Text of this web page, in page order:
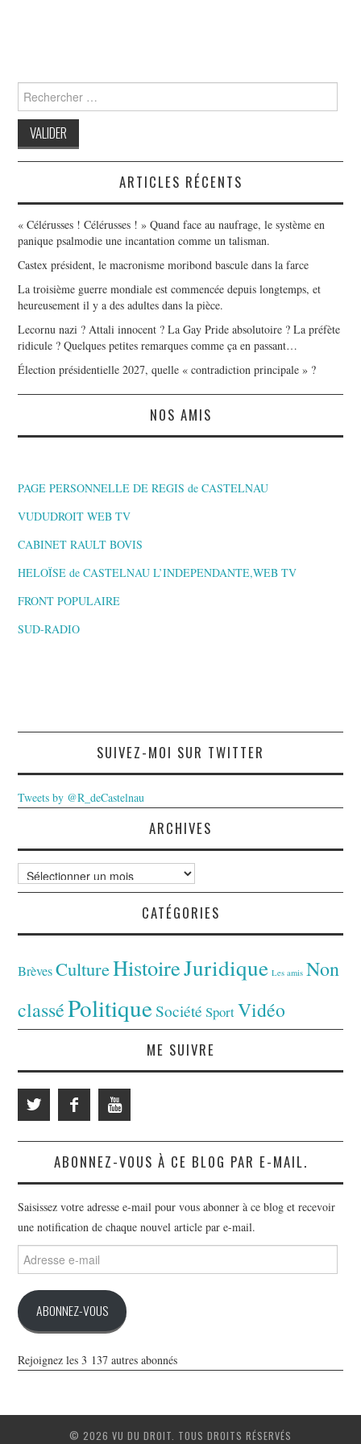
for:
ARTICLES RÉCENTS
« Célérusses ! Célérusses ! » Quand face au naufrage, le système en
panique psalmodie une incantation comme un talisman.
Castex président, le macronisme moribond bascule dans la farce
La troisième guerre mondiale est commencée depuis longtemps, et
heureusement il y a des adultes dans la pièce.
Lecornu nazi ? Attali innocent ? La Gay Pride absolutoire ? La préfète
ridicule ? Quelques petites remarques comme ça en passant…
Élection présidentielle 2027, quelle « contradiction principale » ?
NOS AMIS
PAGE PERSONNELLE DE REGIS de CASTELNAU
VUDUDROIT WEB TV
CABINET RAULT BOVIS
HELOÏSE de CASTELNAU L’INDEPENDANTE,WEB TV
FRONT POPULAIRE
SUD-RADIO
SUIVEZ-MOI SUR TWITTER
Tweets by @R_deCastelnau
ARCHIVES
Archives
CATÉGORIES
Brèves CultureHistoireJuridique Les amis Non
classéPolitiqueSociété SportVidéo
ME SUIVRE
ABONNEZ-VOUS À CE BLOG PAR E-MAIL.
Saisissez votre adresse e-mail pour vous abonner à ce blog et recevoir
une notification de chaque nouvel article par e-mail.
e-
ABONNEZ-VOUS
Rejoignez les 3 137 autres abonnés
© 2026 VU DU DROIT. TOUS DROITS RÉSERVÉS